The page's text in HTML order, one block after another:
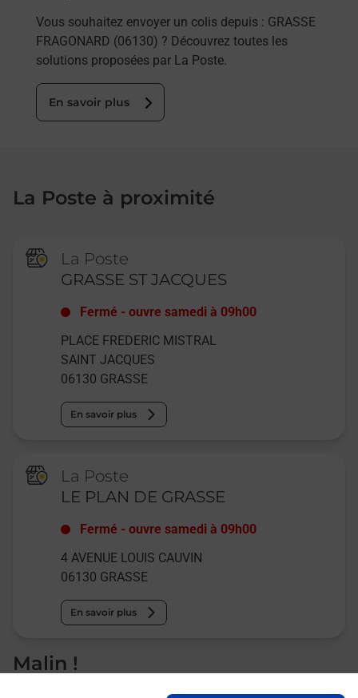
Vous souhaitez envoyer un colis depuis : GRASSE
FRAGONARD (06130) ? Découvrez toutes les
solutions proposées par La Poste.
En savoir plus
La Poste à proximité
La Poste
GRASSE ST JACQUES
Fermé -ouvre samedi à 09h00
PLACE FREDERIC MISTRAL
SAINT JACQUES
06130 GRASSE
En savoir plus
La Poste
LE PLAN DE GRASSE
Fermé -ouvre samedi à 09h00
4 AVENUE LOUIS CAUVIN
06130 GRASSE
En savoir plus
Malin !